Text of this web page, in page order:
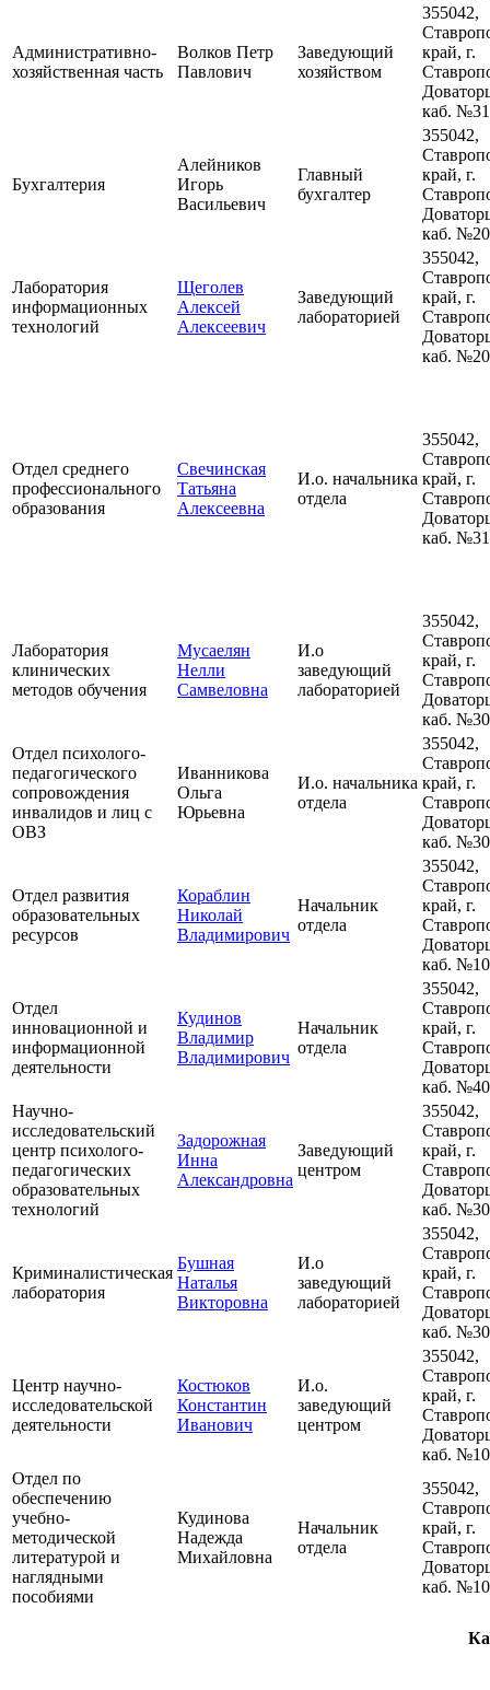
Административно-
хозяйственная часть
Волков Петр
Павлович
Заведующий
хозяйством
355042,
край, г.
каб.
Бухгалтерия
Алейников
Игорь
Васильевич
Главный
бухгалтер
355042,
край, г.
каб.
Лаборатория
информационных
технологий
Щеголев
Алексей
Алексеевич
Заведующий
лабораторией
355042,
край, г.
каб.
Отдел среднего
профессионального
образования
Свечинская
Татьяна
Алексеевна
И.о. начальника
отдела
355042,
край, г.
каб.
Лаборатория
клинических
методов обучения
Мусаелян
Нелли
Самвеловна
И.о
заведующий
лабораторией
355042,
край, г.
каб.
Отдел психолого-
педагогического
сопровождения
инвалидов и лиц с
ОВЗ
Иванникова
Ольга
Юрьевна
И.о. начальника
отдела
355042,
край, г.
каб.
Отдел развития
образовательных
ресурсов
Кораблин
Николай
Владимирович
Начальник
отдела
355042,
край, г.
каб.
Отдел
инновационной и
информационной
деятельности
Кудинов
Владимир
Владимирович
Начальник
отдела
355042,
край, г.
каб.
Научно-
исследовательский
центр психолого-
педагогических
образовательных
технологий
Задорожная
Инна
Александровна
Заведующий
центром
355042,
край, г.
каб.
Криминалистическая
лаборатория
Бушная
Наталья
Викторовна
И.о
заведующий
лабораторией
355042,
край, г.
каб.
Центр научно-
исследовательской
деятельности
Костюков
Константин
Иванович
И.о.
заведующий
центром
355042,
край, г.
каб.
Отдел по
обеспечению
учебно-
методической
литературой и
наглядными
пособиями
Кудинова
Надежда
Михайловна
Начальник
отдела
355042,
край, г.
каб.